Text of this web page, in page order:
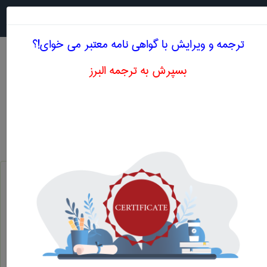
اصطلاحات تخصصی انگلیسی پرستاری حرف C
cancer patients
ترجمه و ویرایش با گواهی نامه معتبر می خوای!؟
بسپرش به ترجمه البرز